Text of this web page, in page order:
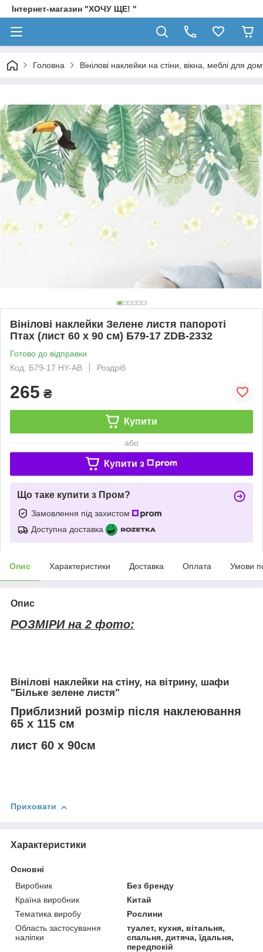
Інтернет-магазин "ХОЧУ ЩЕ! "
Головна Вінілові наклейки на стіни, вікна, меблі для
Вінілові наклейки Зелене листя папороті
Птах (лист 60 х 90 см) Б79-17 ZDB-2332
Готово до відправки
Код: Б79-17 HY-AB
Роздріб
265 ₴
Купити
або
Купити з
Що таке купити з Пром?
Замовлення під захистом
Доступна доставка
Опис Характеристики Доставка Оплата Умови
Опис
РОЗМІРИ на 2 фото:
Вінілові наклейки на стіну, на вітрину, шафи
"Більке зелене листя"
Приблизний розмір після наклеювання
65 х 115 см
лист 60 х 90см
Приховати
Характеристики
Основні
Виробник
Без бренду
Країна виробник
Китай
Тематика виробу
Рослини
Область застосування
наліпки
туалет, кухня, вітальня,
спальня, дитяча, їдальня,
передпокій